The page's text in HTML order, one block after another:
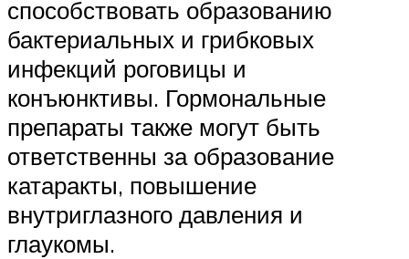
способствовать образованию
бактериальных и грибковых
инфекций роговицы и
конъюнктивы. Гормональные
препараты также могут быть
ответственны за образование
катаракты, повышение
внутриглазного давления и
глаукомы.